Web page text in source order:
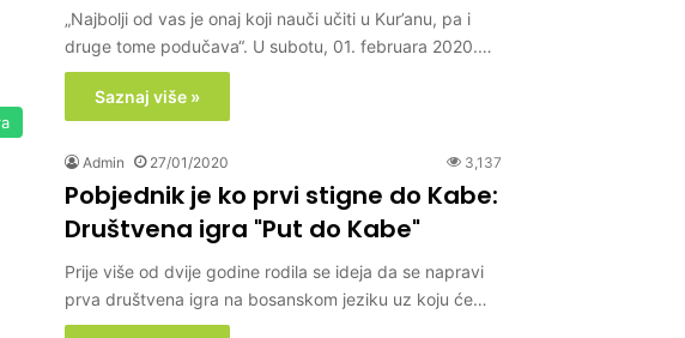
„Najbolji od vas je onaj koji nauči učiti u Kur’anu, pa i
druge tome podučava“. U subotu, 01. februara 2020.…
Saznaj više »
Admin 27/01/2020 3,137
Pobjednik je ko prvi stigne do Kabe:
Društvena igra "Put do Kabe"
Prije više od dvije godine rodila se ideja da se napravi
prva društvena igra na bosanskom jeziku uz koju će…